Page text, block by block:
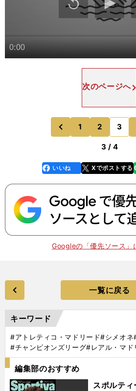
次のページへ
のページへ
1 2 3
のページへ
3 / 4
faceboo
k
いいね Xでポストする
line
Googleの「優先ソース」
一覧に戻る
キーワード
#アトレティコ・マドリード#シメオネ
#チャンピオンズリーグ#レアル・マド
編集部のおすすめ
スポルテ